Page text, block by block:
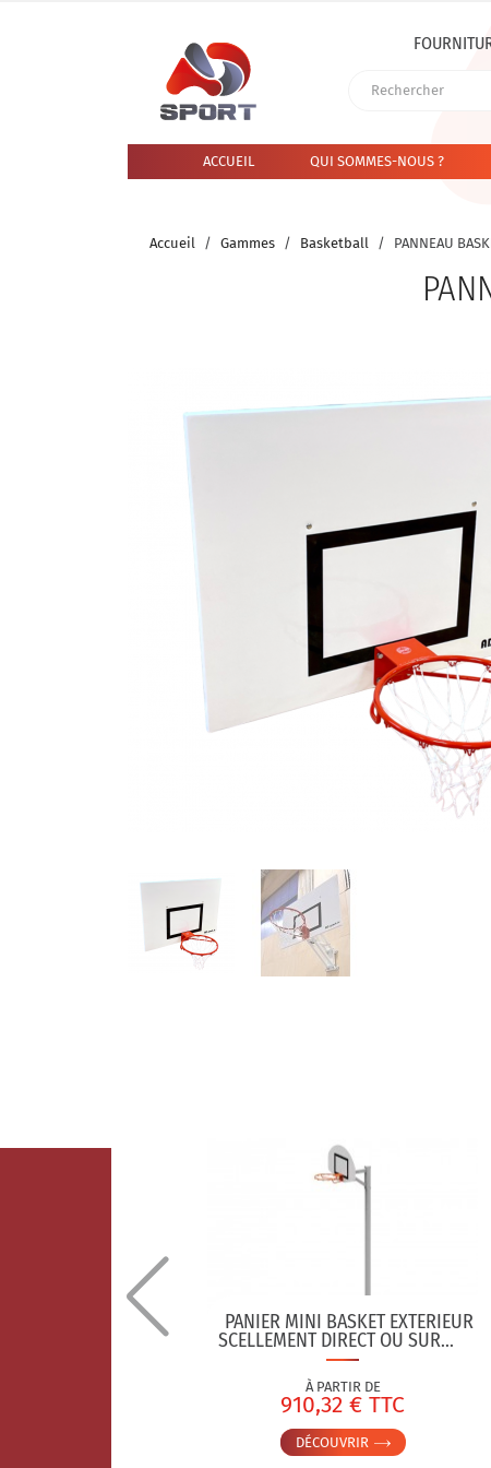
ACCUEIL QUI SOMMES-NOUS ?
Accueil Gammes Basketball PANNEAU
PANIER MINI BASKET EXTERIEUR
SCELLEMENT DIRECT OU SUR...
À PARTIR DE
910,32 € TTC
DÉCOUVRIR